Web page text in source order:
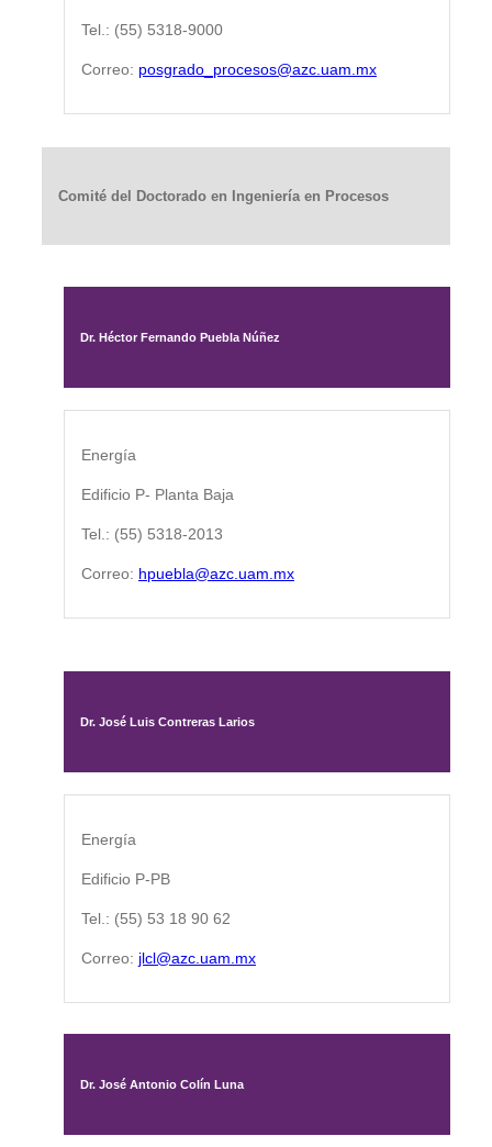
Tel.: (55) 5318-9000
Correo: posgrado_procesos@azc.uam.mx
Comité del Doctorado en Ingeniería en Procesos
Dr. Héctor Fernando Puebla Núñez
Energía
Edificio P- Planta Baja
Tel.: (55) 5318-2013
Correo: hpuebla@azc.uam.mx
Dr. José Luis Contreras Larios
Energía
Edificio P-PB
Tel.: (55) 53 18 90 62
Correo: jlcl@azc.uam.mx
Dr. José Antonio Colín Luna